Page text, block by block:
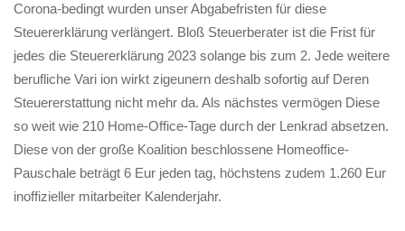
keineswegs
beibehalten
Corona-bedingt wurden unser Abgabefristen für diese
Steuererklärung verlängert. Bloß Steuerberater ist die Frist für
jedes die Steuererklärung 2023 solange bis zum 2. Jede weitere
berufliche Vari ion wirkt zigeunern deshalb sofortig auf Deren
Steuererstattung nicht mehr da. Als nächstes vermögen Diese
so weit wie 210 Home-Office-Tage durch der Lenkrad absetzen.
Diese von der große Koalition beschlossene Homeoffice-
Pauschale beträgt 6 Eur jeden tag, höchstens zudem 1.260 Eur
inoffizieller mitarbeiter Kalenderjahr.